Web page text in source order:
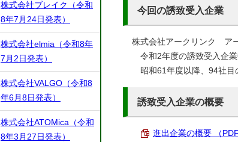
今回の誘致受入企業
株式会社アークリンク ア
令和2年度の誘致受入企業
昭和61年度以降、94社目
誘致受入企業の概要
進出企業の概要 （
株式会社ブレイク（令和
8年7月24日発表）
株式会社elmia（令和8年
7月2日発表）
株式会社VALGO（令和8
年6月8日発表）
株式会社ATOMica（令和
8年3月27日発表）